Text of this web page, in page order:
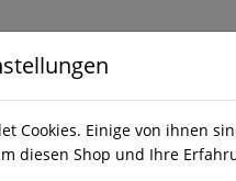
Cookies. Einige von ihnen
diesen Shop und Ihre